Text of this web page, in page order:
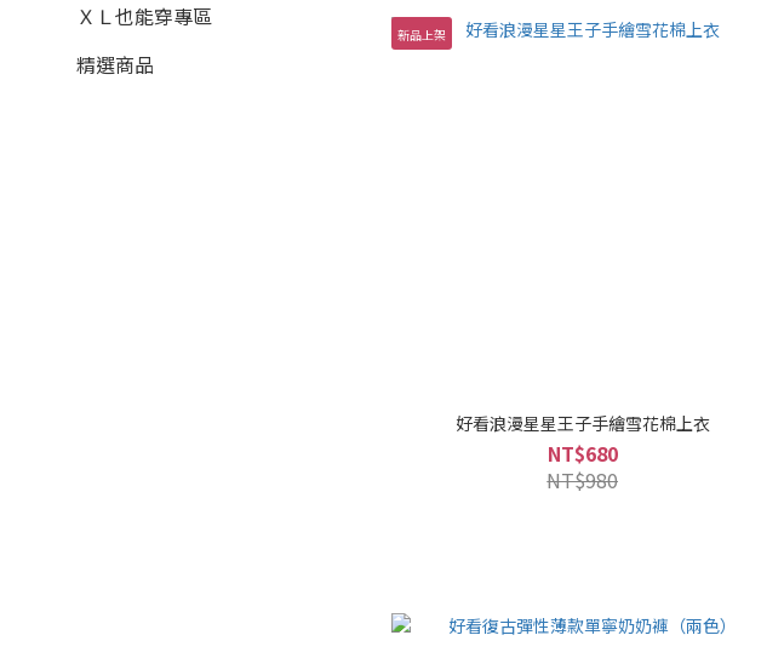
ＸＬ也能穿專區
精選商品
新品上架
好看浪漫星星王子手繪雪花棉上衣
NT$680
NT$980